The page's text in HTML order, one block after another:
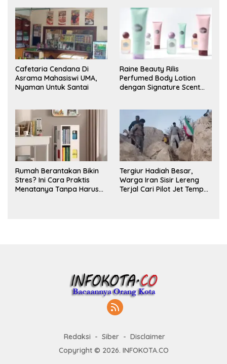
Cafetaria Cendana Di
Asrama Mahasiswi UMA,
Nyaman Untuk Santai
Raine Beauty Rilis
Perfumed Body Lotion
dengan Signature Scent
Rumah Berantakan Bikin
Stres? Ini Cara Praktis
Menatanya Tanpa Harus
Tergiur Hadiah Besar,
Warga Iran Sisir Lereng
Terjal Cari Pilot Jet Tempur
Redaksi Siber
Disclaimer
Copyright © 2026. INFOKOTA.CO